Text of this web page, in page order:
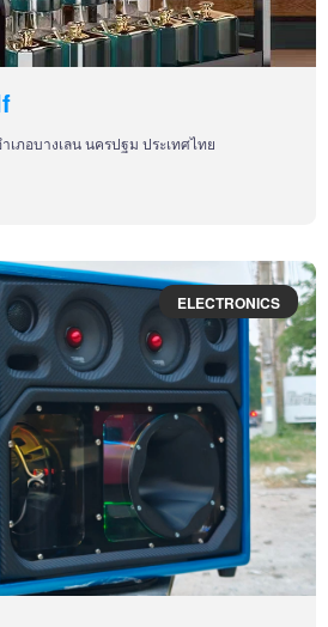
เภอบางเลน นครปฐม ประเทศไทย
ELECTRONICS